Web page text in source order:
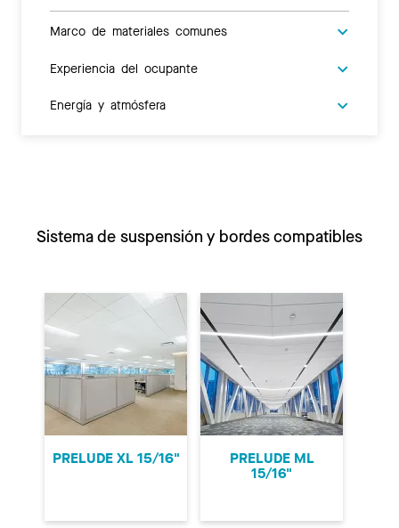
Marco de materiales comunes
Experiencia del ocupante
Energía y atmósfera
Sistema de suspensión y bordes compatibles
PRELUDE XL 15/16"
PRELUDE ML
15/16"